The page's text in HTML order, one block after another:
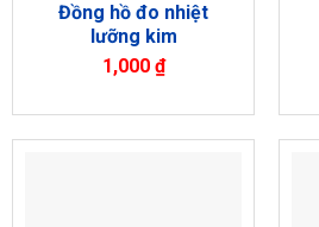
Đồng hồ đo nhiệt
lưỡng kim
1,000 ₫